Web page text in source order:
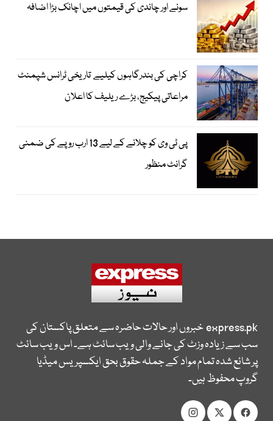
سونے اور چاندی کی قیمتوں میں اچانک بڑا اضافہ
کراچی کی بندرگاہوں کیلیے تاریخی ٹرانس شپمنٹ
مراعاتی پیکیج، بڑے ریلیف کا اعلان
پی ٹی وی کو چلانے کے لیے 13 ارب روپے کی ضمنی
گرانٹ منظور
express.pkخبروں اور حالات حاضرہ سے متعلق پاکستان کی
سب سے زیادہ وزٹ کی جانے والی ویب سائٹ ہے۔ اس ویب سائٹ
پر شائع شدہ تمام مواد کے جملہ حقوق بحق ایکسپریس میڈیا
گروپ محفوظ ہیں۔